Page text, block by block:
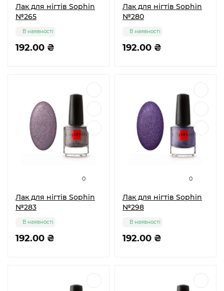
Лак для нігтів Sophin
№265
192.00 ₴
В наявності
Лак для нігтів Sophin
№280
192.00 ₴
В наявності
0
Лак для нігтів Sophin
№283
192.00 ₴
В наявності
0
Лак для нігтів Sophin
№298
192.00 ₴
В наявності